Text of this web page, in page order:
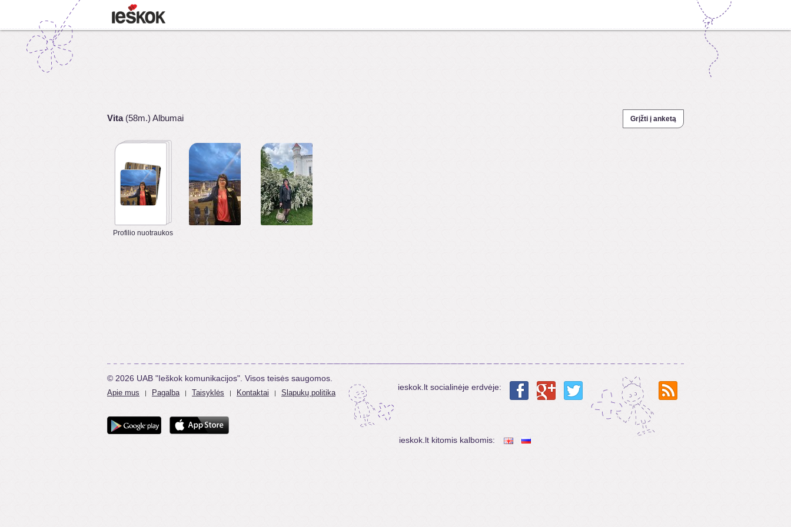
Vita(58m.) Albumai Grįžti į anketą
Profilio nuotraukos
© 2026 UAB "Ieškok komunikacijos". Visos teisės saugomos.
Apie mus | Pagalba | Taisyklės | Kontaktai | Slapukų politika
ieskok.lt socialinėje erdvėje:
ieskok.lt kitomis kalbomis: